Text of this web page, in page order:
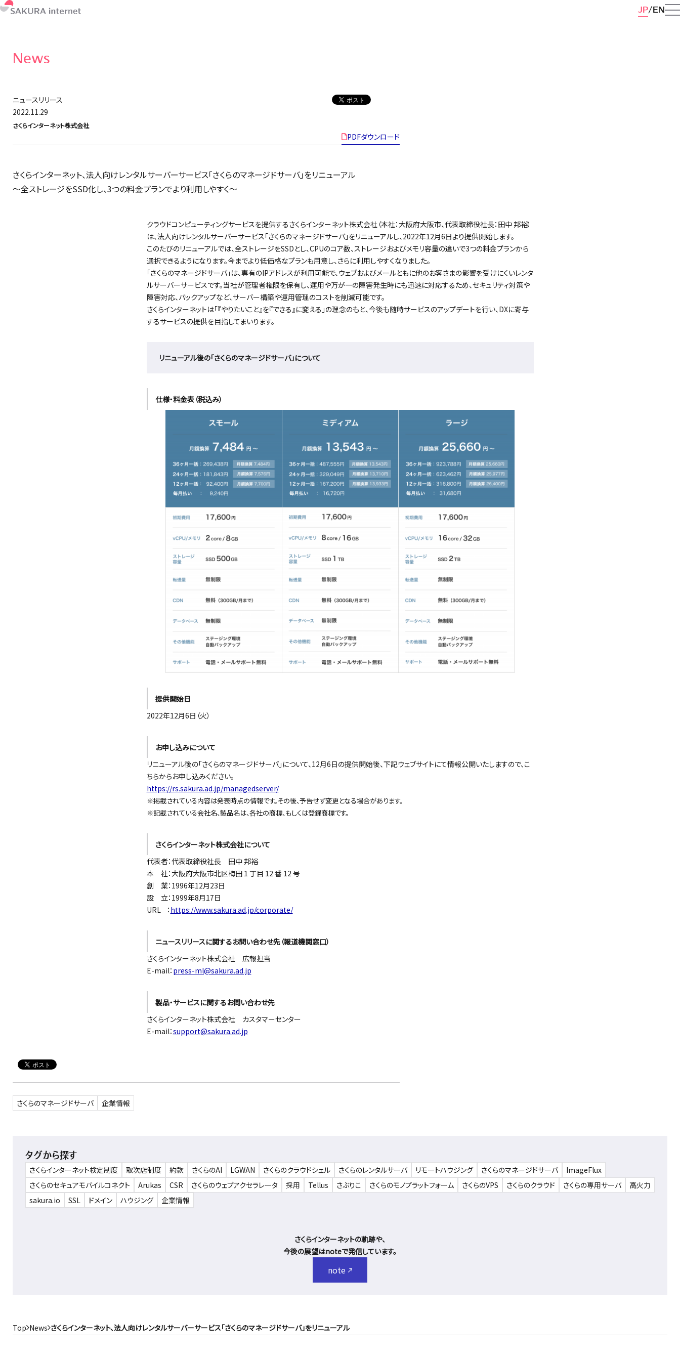
JP EN
News
ニュースリリース
2022.11.29
さくらインターネット株式会社
PDFダウンロード
さくらインターネット、法人向けレンタルサーバーサービス「さくらのマネージドサーバ」をリニューアル
〜全ストレージをSSD化し、3つの料金プランでより利用しやすく〜
クラウドコンピューティングサービスを提供するさくらインターネット株式会社（本社：大阪府大阪市、代表取締役社長：田中 邦裕）
は、法人向けレンタルサーバーサービス「さくらのマネージドサーバ」をリニューアルし、2022年12月6日より提供開始します。
このたびのリニューアルでは、全ストレージをSSDとし、CPUのコア数、ストレージおよびメモリ容量の違いで3つの料金プランから
選択できるようになります。今までより低価格なプランも用意し、さらに利用しやすくなりました。
「さくらのマネージドサーバ」は、専有のIPアドレスが利用可能で、ウェブおよびメールともに他のお客さまの影響を受けにくいレンタ
ルサーバーサービスです。当社が管理者権限を保有し、運用や万が一の障害発生時にも迅速に対応するため、セキュリティ対策や
障害対応、バックアップなど、サーバー構築や運用管理のコストを削減可能です。
さくらインターネットは「『やりたいこと』を『できる』に変える」の理念のもと、今後も随時サービスのアップデートを行い、DXに寄与
するサービスの提供を目指してまいります。
リニューアル後の「さくらのマネージドサーバ」について
仕様・料金表（税込み）
提供開始日
2022年12月6日（火）
お申し込みについて
リニューアル後の「さくらのマネージドサーバ」について、12月6日の提供開始後、下記ウェブサイトにて情報公開いたしますので、こ
ちらからお申し込みください。
https://rs.sakura.ad.jp/managedserver/
※掲載されている内容は発表時点の情報です。その後、予告せず変更となる場合があります。
※記載されている会社名、製品名は、各社の商標、もしくは登録商標です。
さくらインターネット株式会社について
代表者：代表取締役社長 田中 邦裕
本 社：大阪府大阪市北区梅田 1 丁目 12 番 12 号
創 業：1996年12月23日
設 立：1999年8月17日
URL ： https://www.sakura.ad.jp/corporate/
ニュースリリースに関するお問い合わせ先（報道機関窓口）
さくらインターネット株式会社 広報担当
E-mail： press-ml@sakura.ad.jp
製品・サービスに関するお問い合わせ先
さくらインターネット株式会社 カスタマーセンター
E-mail：support@sakura.ad.jp
さくらのマネージドサーバ 企業情報
タグから探す
さくらインターネット検定制度 取次店制度 約款 さくらのAI LGWAN さくらのクラウドシェル さくらのレンタルサーバ リモートハウジング さくらのマネージドサーバ
ImageFlux
さくらのセキュアモバイルコネクト
Arukas CSR さくらのウェブアクセラレータ 採用 Tellus さぶりこ さくらのモノプラットフォーム さくらのVPS さくらのクラウド さくらの専用サーバ
高火力
sakura.io
SSL ドメイン ハウジング 企業情報
さくらインターネットの軌跡や、
今後の展望はnoteで発信しています。
note
Top News さくらインターネット、法人向けレンタルサーバーサービス「さくらのマネージドサーバ」をリニューアル